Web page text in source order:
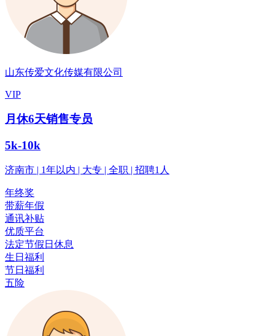
山东传爱文化传媒有限公司
VIP
月休6天销售专员
5k-10k
济南市 | 1年以内 | 大专 | 全职 | 招聘1人
年终奖
带薪年假
通讯补贴
优质平台
法定节假日休息
生日福利
节日福利
五险